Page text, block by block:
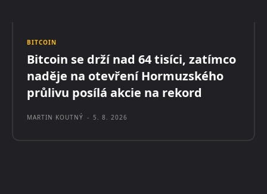
BITCOIN
Bitcoin se drží nad 64 tisíci, zatímco
naděje na otevření Hormuzského
průlivu posílá akcie na rekord
MARTIN KOUTNÝ - 5. 8. 2026